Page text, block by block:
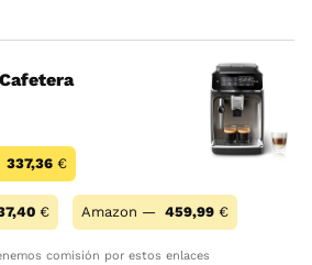
337,36 €
€ Amazon — 459,99 €
comisión por estos enlaces